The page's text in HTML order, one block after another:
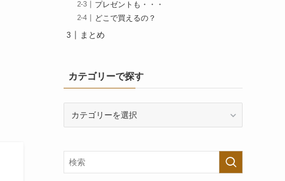
プレゼントも・・・
どこで買えるの？
まとめ
カテゴリーで探す
ー
で